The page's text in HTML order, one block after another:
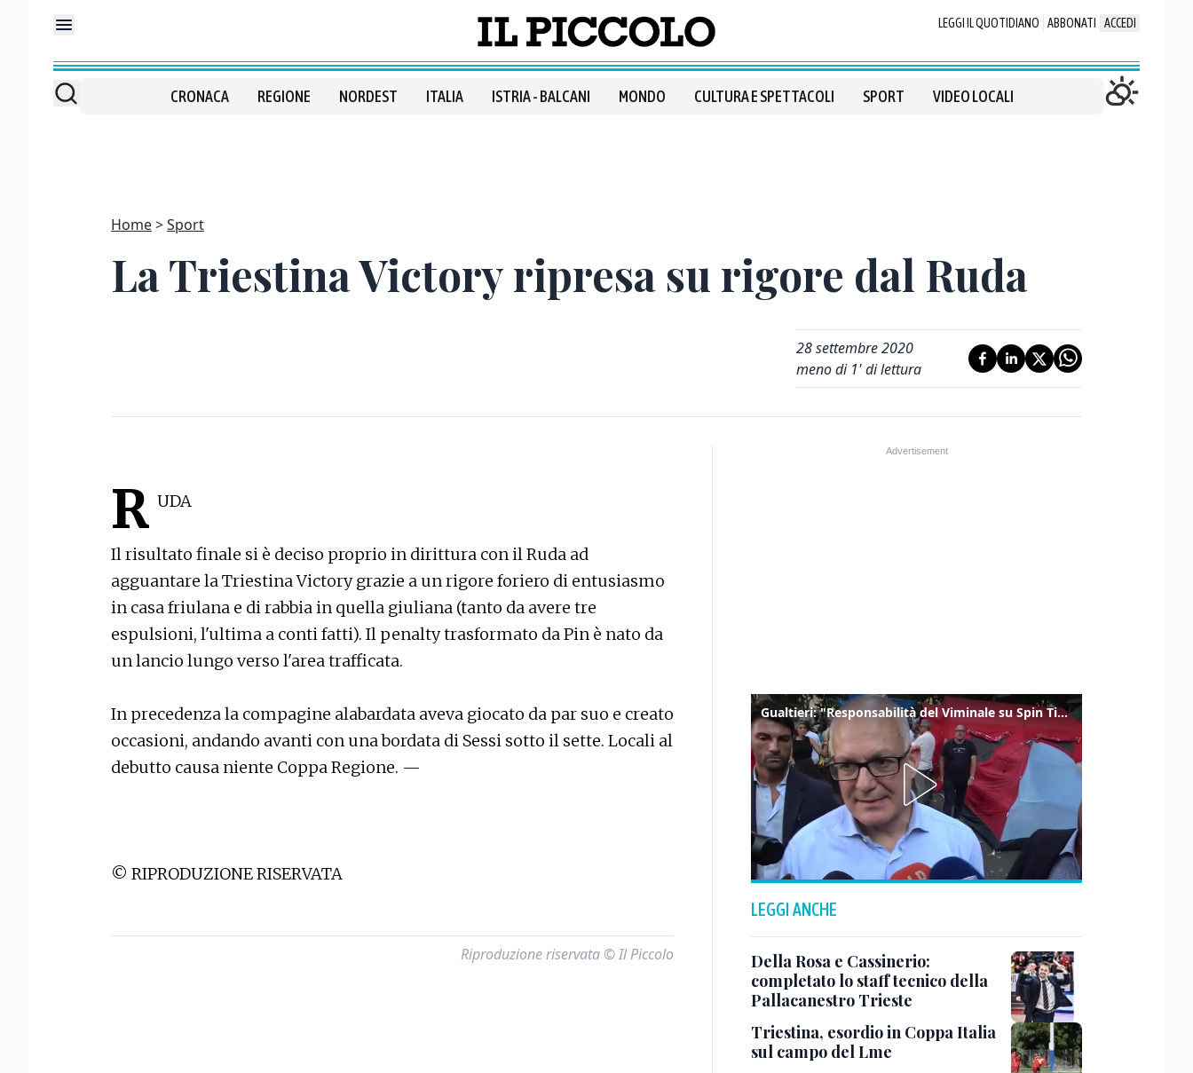
LEGGI IL QUOTIDIANO ABBONATI ACCEDI
CRONACA REGIONE NORDEST ITALIA ISTRIA - BALCANI MONDO CULTURA E SPETTACOLI SPORT VIDEO LOCALI
Home Sport
La Triestina Victory ripresa su rigore dal Ruda
28 settembre 2020
meno di 1' di lettura
R UDA
Il risultato finale si è deciso proprio in dirittura con il Ruda ad
agguantare la Triestina Victory grazie a un rigore foriero di entusiasmo
in casa friulana e di rabbia in quella giuliana (tanto da avere tre
espulsioni, l'ultima a conti fatti). Il penalty trasformato da Pin è nato da
un lancio lungo verso l'area trafficata.
In precedenza la compagine alabardata aveva giocato da par suo e creato
occasioni, andando avanti con una bordata di Sessi sotto il sette. Locali al
debutto causa niente Coppa Regione. —
© RIPRODUZIONE RISERVATA
Riproduzione riservata © Il Piccolo
Gualtieri: "Responsabilità del Viminale su Spin Time? La posizione dei partiti è nota"
LEGGI ANCHE
Della Rosa e Cassinerio:
completato lo staff tecnico della
Pallacanestro Trieste
Triestina, esordio in Coppa Italia
sul campo del Lme